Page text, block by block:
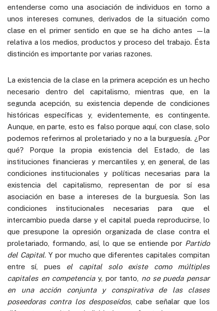
entenderse como una asociación de individuos en torno a
unos intereses comunes, derivados de la situación como
clase en el primer sentido en que se ha dicho antes —la
relativa a los medios, productos y proceso del trabajo. Ésta
distinción es importante por varias razones.
La existencia de la clase en la primera acepción es un hecho
necesario dentro del capitalismo, mientras que, en la
segunda acepción, su existencia depende de condiciones
históricas específicas y, evidentemente, es contingente.
Aunque, en parte, esto es falso porque aquí, con clase, solo
podemos referirnos al proletariado y no a la burguesía. ¿Por
qué? Porque la propia existencia del Estado, de las
instituciones financieras y mercantiles y, en general, de las
condiciones institucionales y políticas necesarias para la
existencia del capitalismo, representan de por sí esa
asociación en base a intereses de la burguesía. Son las
condiciones institucionales necesarias para que el
intercambio pueda darse y el capital pueda reproducirse, lo
que presupone la opresión organizada de clase contra el
proletariado, formando, así, lo que se entiende por Partido
del Capital. Y por mucho que diferentes capitales compitan
entre sí, pues el capital solo existe como múltiples
capitales en competenciay, por tanto, no se pueda pensar
en una acción conjunta y conspirativa de las clases
poseedoras contra los desposeídos, cabe señalar que los